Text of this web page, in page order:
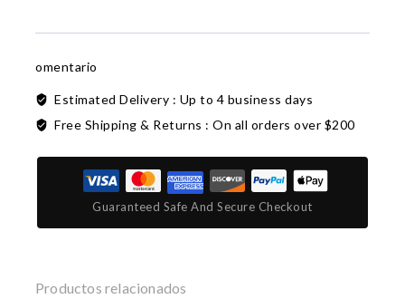
omentario
Estimated Delivery : Up to 4 business days
Free Shipping & Returns : On all orders over $200
Guaranteed Safe And Secure Checkout
Productos relacionados